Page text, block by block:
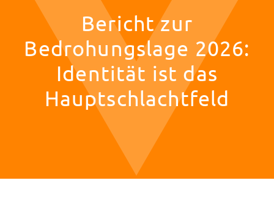
Bericht zur
Bedrohungslage 2026:
Identität ist das
Hauptschlachtfeld